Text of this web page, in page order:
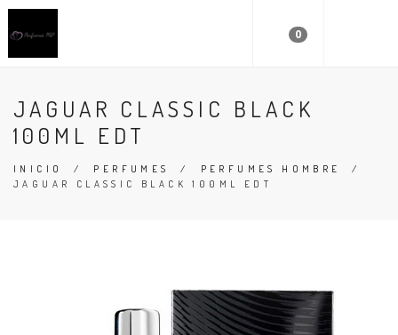
0
JAGUAR CLASSIC BLACK
100ML EDT
INICIO / PERFUMES / PERFUMES HOMBRE
/
JAGUAR CLASSIC BLACK 100ML EDT